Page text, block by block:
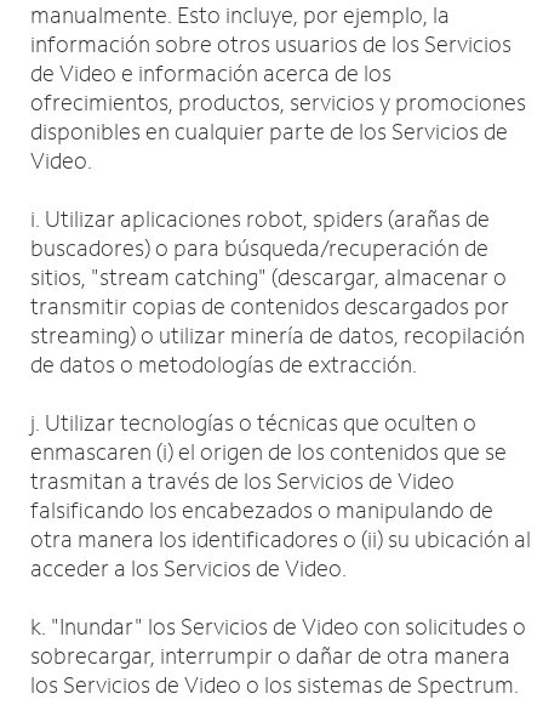
manualmente. Esto incluye, por ejemplo, la
información sobre otros usuarios de los Servicios
de Video e información acerca de los
ofrecimientos, productos, servicios y promociones
disponibles en cualquier parte de los Servicios de
Video.
i. Utilizar aplicaciones robot, spiders (arañas de
buscadores) o para búsqueda/recuperación de
sitios, "stream catching" (descargar, almacenar o
transmitir copias de contenidos descargados por
streaming) o utilizar minería de datos, recopilación
de datos o metodologías de extracción.
j. Utilizar tecnologías o técnicas que oculten o
enmascaren (i) el origen de los contenidos que se
trasmitan a través de los Servicios de Video
falsificando los encabezados o manipulando de
otra manera los identificadores o (ii) su ubicación al
acceder a los Servicios de Video.
k. "Inundar" los Servicios de Video con solicitudes o
sobrecargar, interrumpir o dañar de otra manera
los Servicios de Video o los sistemas de Spectrum.